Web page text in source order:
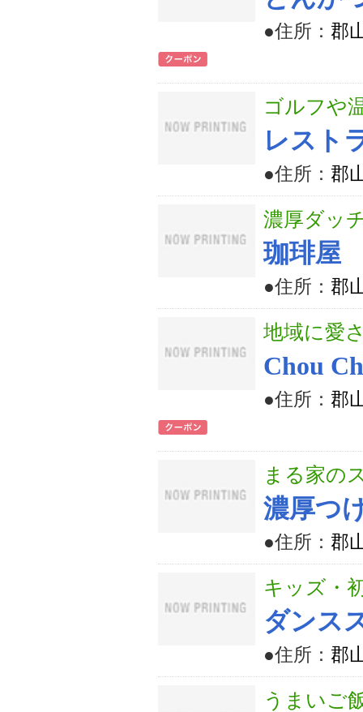
●住所： 郡
ゴルフや
レスト
●住所： 郡
濃厚ダッ
珈琲屋
●住所： 郡
地域に愛
Chou
●住所： 郡
まる家の
濃厚つ
●住所： 郡
キッズ・
ダンス
●住所： 郡
うまいご